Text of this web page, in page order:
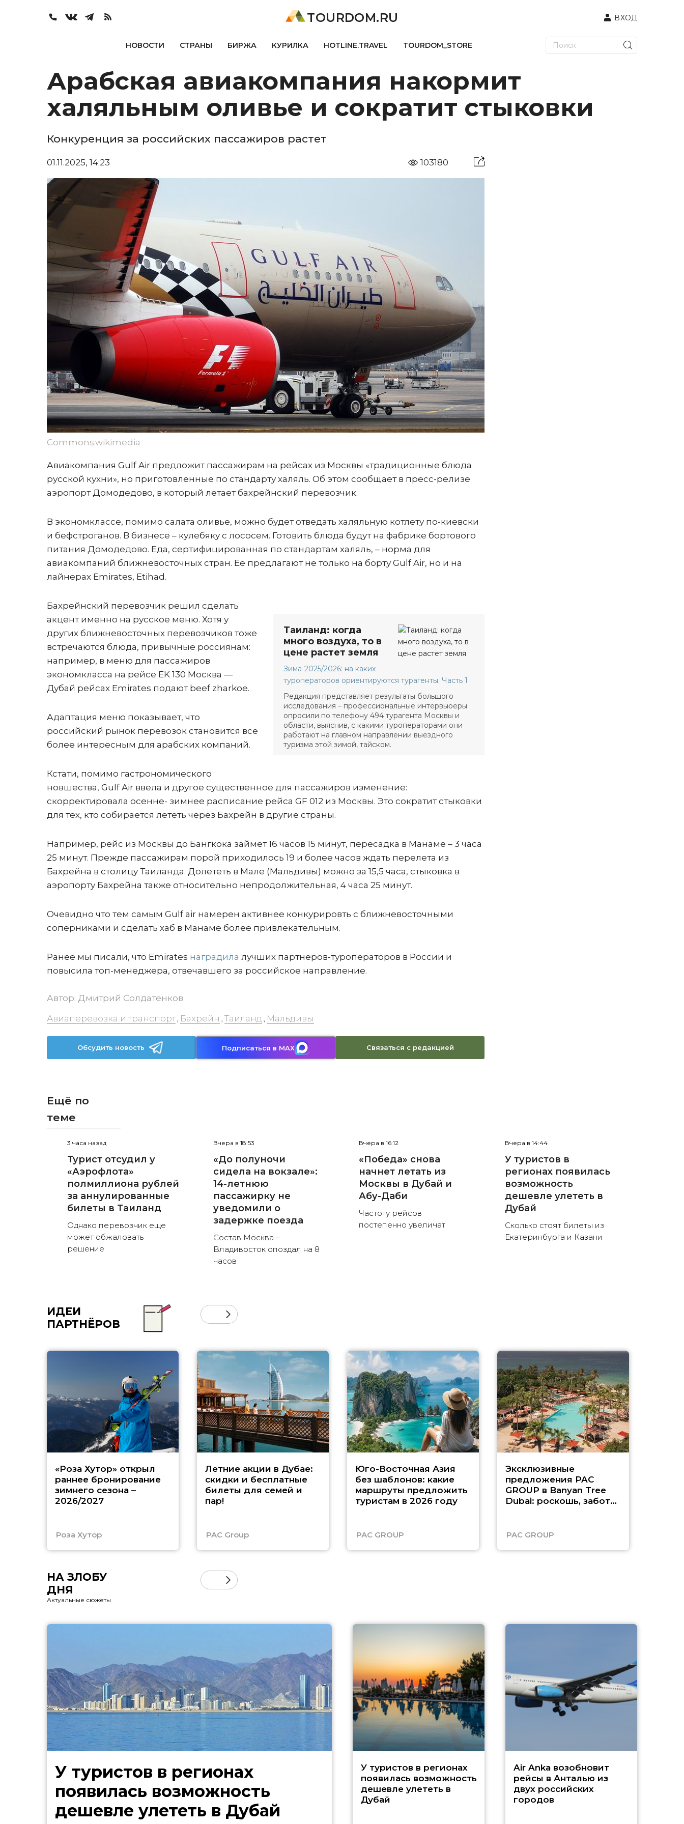
TOURDOM.RU ВХОД
НОВОСТИ СТРАНЫ БИРЖА КУРИЛКА HOTLINE.TRAVEL TOURDOM_STORE
Арабская авиакомпания накормит
халяльным оливье и сократит стыковки
Конкуренция за российских пассажиров растет
01.11.2025, 14:23 103180
Commons.wikimedia
Авиакомпания Gulf Air предложит пассажирам на рейсах из Москвы «традиционные блюда
русской кухни», но приготовленные по стандарту халяль. Об этом сообщает в пресс-релизе
аэропорт Домодедово, в который летает бахрейнский перевозчик.
В экономклассе, помимо салата оливье, можно будет отведать халяльную котлету по-киевски
и бефстроганов. В бизнесе – кулебяку с лососем. Готовить блюда будут на фабрике бортового
питания Домодедово. Еда, сертифицированная по стандартам халяль, – норма для
авиакомпаний ближневосточных стран. Ее предлагают не только на борту Gulf Air, но и на
лайнерах Emirates, Etihad.
Таиланд: когда
много воздуха, то в
цене растет земля
Зима-2025/2026: на каких
туроператоров ориентируются турагенты. Часть 1
Редакция представляет результаты большого
исследования – профессиональные интервьюеры
опросили по телефону 494 турагента Москвы и
области, выяснив, с какими туроператорами они
работают на главном направлении выездного
туризма этой зимой, тайском.
Бахрейнский перевозчик решил сделать
акцент именно на русское меню. Хотя у
других ближневосточных перевозчиков тоже
встречаются блюда, привычные россиянам:
например, в меню для пассажиров
экономкласса на рейсе EK 130 Москва —
Дубай рейсах Emirates подают beef zharkoe.
Адаптация меню показывает, что
российский рынок перевозок становится все
более интересным для арабских компаний.
Кстати, помимо гастрономического
новшества, Gulf Air ввела и другое существенное для пассажиров изменение:
скорректировала осенне- зимнее расписание рейса GF 012 из Москвы. Это сократит стыковки
для тех, кто собирается лететь через Бахрейн в другие страны.
Например, рейс из Москвы до Бангкока займет 16 часов 15 минут, пересадка в Манаме – 3 часа
25 минут. Прежде пассажирам порой приходилось 19 и более часов ждать перелета из
Бахрейна в столицу Таиланда. Долететь в Мале (Мальдивы) можно за 15,5 часа, стыковка в
аэропорту Бахрейна также относительно непродолжительная, 4 часа 25 минут.
Очевидно что тем самым Gulf air намерен активнее конкурировть с ближневосточными
соперниками и сделать хаб в Манаме более привлекательным.
Ранее мы писали, что Emirates наградила лучших партнеров-туроператоров в России и
повысила топ-менеджера, отвечавшего за российское направление.
Автор: Дмитрий Солдатенков
Авиаперевозка и транспорт, Бахрейн , Таиланд , Мальдивы
Обсудить новость Подписаться в MAX Связаться с редакцией
Ещё по
теме
3 часа назад
Турист отсудил у
«Аэрофлота»
полмиллиона рублей
за аннулированные
билеты в Таиланд
Однако перевозчик еще
может обжаловать
решение
Вчера в 18:53
«До полуночи
сидела на вокзале»:
14-летнюю
пассажирку не
уведомили о
задержке поезда
Состав Москва –
Владивосток опоздал на 8
часов
Вчера в 16:12
«Победа» снова
начнет летать из
Москвы в Дубай и
Абу-Даби
Частоту рейсов
постепенно увеличат
Вчера в 14:44
У туристов в
регионах появилась
возможность
дешевле улететь в
Дубай
Сколько стоят билеты из
Екатеринбурга и Казани
ИДЕИ
ПАРТНЁРОВ
«Роза Хутор» открыл
раннее бронирование
зимнего сезона –
2026/2027
Роза Хутор
Летние акции в Дубае:
скидки и бесплатные
билеты для семей и
пар!
PAC Group
Юго-Восточная Азия
без шаблонов: какие
маршруты предложить
туристам в 2026 году
PAC GROUP
Эксклюзивные
предложения PAC
GROUP в Banyan Tree
Dubai: роскошь, забота
PAC GROUP
НА ЗЛОБУ
ДНЯ
Актуальные сюжеты
У туристов в регионах
появилась возможность
дешевле улететь в Дубай
У туристов в регионах
появилась возможность
дешевле улететь в
Дубай
Air Anka возобновит
рейсы в Анталью из
двух российских
городов